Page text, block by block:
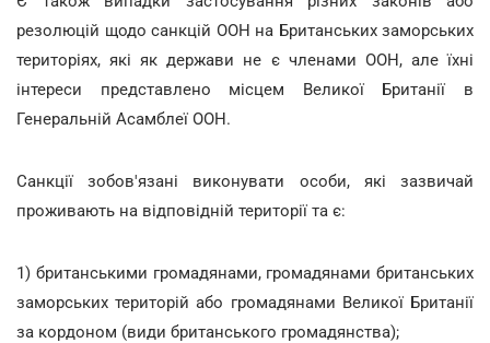
резолюцій щодо санкцій ООН на Британських заморських
територіях, які як держави не є членами ООН, але їхні
інтереси представлено місцем Великої Британії в
Генеральній Асамблеї ООН.
Санкції зобов'язані виконувати особи, які зазвичай
проживають на відповідній території та є:
1) британськими громадянами, громадянами британських
заморських територій або громадянами Великої Британії
за кордоном (види британського громадянства);